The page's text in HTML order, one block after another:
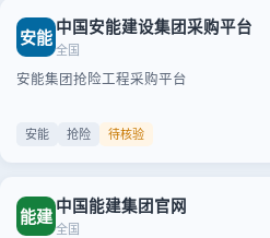
安能 中国安能建设集团采购平台
全国
安能集团抢险工程采购平台
安能 抢险 待核验
能建 中国能建集团官网
全国